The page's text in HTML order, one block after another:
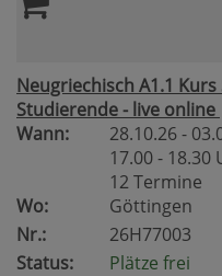
Neugriechisch A1.1
Studierende - live online
Wann:
28.10.26 -
17.00 - 18.30
12 Termine
Wo:
Göttingen
Nr.:
26H77003
Status:
Plätze frei